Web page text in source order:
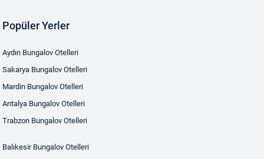
Popüler Yerler
Aydın Bungalov Otelleri
Sakarya Bungalov Otelleri
Mardin Bungalov Otelleri
Antalya Bungalov Otelleri
Trabzon Bungalov Otelleri
Balıkesir Bungalov Otelleri